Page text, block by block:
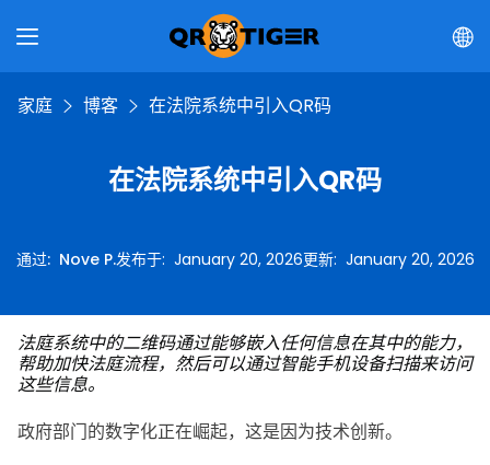
家庭 博客 在法院系统中引入QR码
在法院系统中引入QR码
通过: Nove P.发布于: January 20, 2026更新: January 20, 2026
法庭系统中的二维码通过能够嵌入任何信息在其中的能力，
帮助加快法庭流程，然后可以通过智能手机设备扫描来访问
这些信息。
政府部门的数字化正在崛起，这是因为技术创新。